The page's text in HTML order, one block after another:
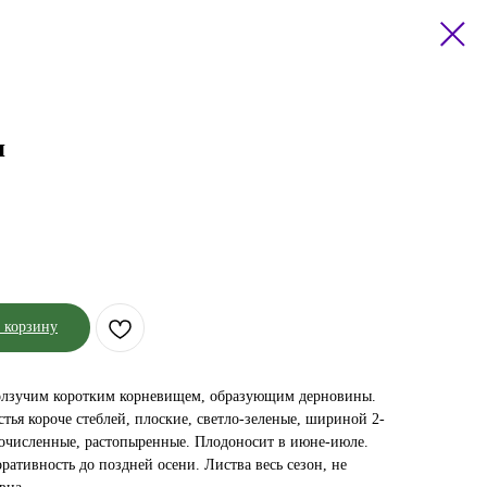
коротким корневищем, образующим дерновины.
короче стеблей, плоские, светло-зеленые, шириной 2-
растопыренные. Плодоносит в июне-июле.
до поздней осени. Листва весь сезон, не